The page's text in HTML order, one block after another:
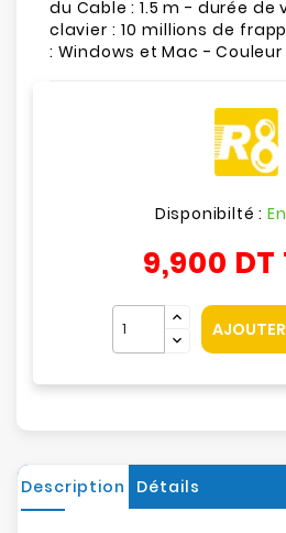
du Cable : 1.5 m - durée
clavier : 10 millions de
: Windows et Mac - Couleur
Disponibilté :
9,900 DT
Description Détails